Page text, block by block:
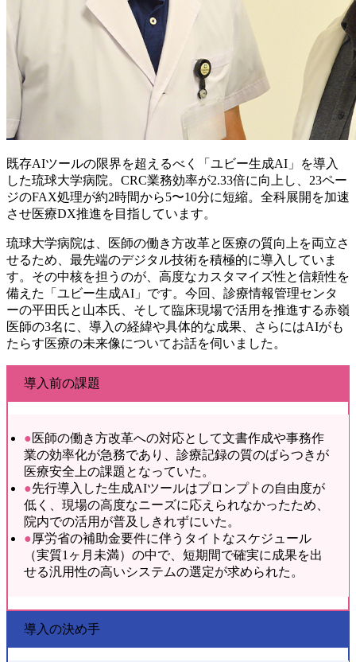
既存AIツールの限界を超えるべく「ユビー生成AI」を導入
した琉球大学病院。CRC業務効率が2.33倍に向上し、23ペー
ジのFAX処理が約2時間から5〜10分に短縮。全科展開を加速
させ医療DX推進を目指しています。
琉球大学病院は、医師の働き方改革と医療の質向上を両立さ
せるため、最先端のデジタル技術を積極的に導入していま
す。その中核を担うのが、高度なカスタマイズ性と信頼性を
備えた「ユビー生成AI」です。今回、診療情報管理センタ
ーの平田氏と山本氏、そして臨床現場で活用を推進する赤嶺
医師の3名に、導入の経緯や具体的な成果、さらにはAIがも
たらす医療の未来像についてお話を伺いました。
導入前の課題
●医師の働き方改革への対応として文書作成や事務作
業の効率化が急務であり、診療記録の質のばらつきが
医療安全上の課題となっていた。
●先行導入した生成AIツールはプロンプトの自由度が
低く、現場の高度なニーズに応えられなかったため、
院内での活用が普及しきれずにいた。
●厚労省の補助金要件に伴うタイトなスケジュール
（実質1ヶ月未満）の中で、短期間で確実に成果を出
せる汎用性の高いシステムの選定が求められた。
導入の決め手